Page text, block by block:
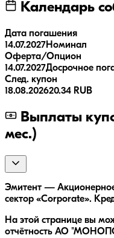
Календарь
Дата погашения
14.07.2027Номинал
Оферта/Опцион
14.07.2027Досрочное
След. купон
18.08.202620.34 RUB
Выплаты
мес.)
Эмитент —
сектор «Corporate».
На этой странице вы
отчётность АО